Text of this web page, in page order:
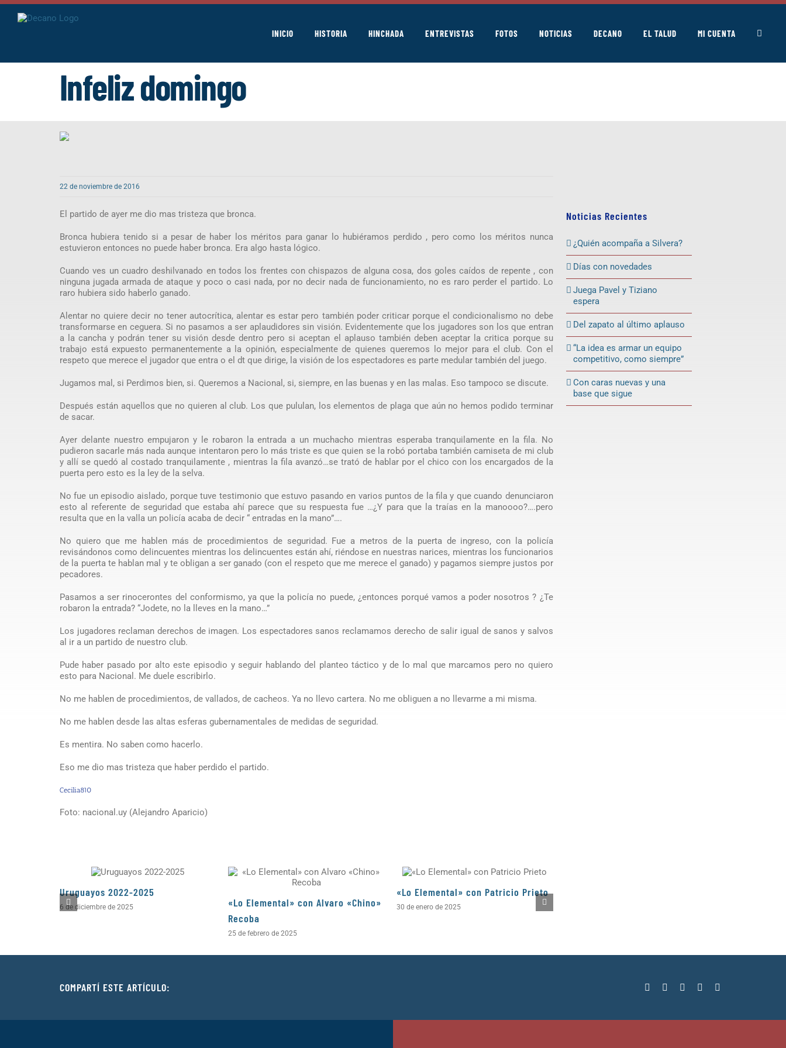
Saltar
INICIO HISTORIA HINCHADA ENTREVISTAS FOTOS NOTICIAS DECANO EL TALUD MI CUENTA
Infeliz domingo
22 de noviembre de 2016
El partido de ayer me dio mas tristeza que bronca.
Bronca hubiera tenido si a pesar de haber los méritos para ganar lo hubiéramos perdido , pero como los méritos nunca
estuvieron entonces no puede haber bronca. Era algo hasta lógico.
Cuando ves un cuadro deshilvanado en todos los frentes con chispazos de alguna cosa, dos goles caídos de repente , con
ninguna jugada armada de ataque y poco o casi nada, por no decir nada de funcionamiento, no es raro perder el partido. Lo
raro hubiera sido haberlo ganado.
Alentar no quiere decir no tener autocrítica, alentar es estar pero también poder criticar porque el condicionalismo no debe
transformarse en ceguera. Si no pasamos a ser aplaudidores sin visión. Evidentemente que los jugadores son los que entran
a la cancha y podrán tener su visión desde dentro pero si aceptan el aplauso también deben aceptar la critica porque su
trabajo está expuesto permanentemente a la opinión, especialmente de quienes queremos lo mejor para el club. Con el
respeto que merece el jugador que entra o el dt que dirige, la visión de los espectadores es parte medular también del juego.
Jugamos mal, si Perdimos bien, si. Queremos a Nacional, si, siempre, en las buenas y en las malas. Eso tampoco se discute.
Después están aquellos que no quieren al club. Los que pululan, los elementos de plaga que aún no hemos podido terminar
de sacar.
Ayer delante nuestro empujaron y le robaron la entrada a un muchacho mientras esperaba tranquilamente en la fila. No
pudieron sacarle más nada aunque intentaron pero lo más triste es que quien se la robó portaba también camiseta de mi club
y allí se quedó al costado tranquilamente , mientras la fila avanzó…se trató de hablar por el chico con los encargados de la
puerta pero esto es la ley de la selva.
No fue un episodio aislado, porque tuve testimonio que estuvo pasando en varios puntos de la fila y que cuando denunciaron
esto al referente de seguridad que estaba ahí parece que su respuesta fue …¿Y para que la traías en la manoooo?….pero
resulta que en la valla un policía acaba de decir “ entradas en la mano”….
No quiero que me hablen más de procedimientos de seguridad. Fue a metros de la puerta de ingreso, con la policía
revisándonos como delincuentes mientras los delincuentes están ahí, riéndose en nuestras narices, mientras los funcionarios
de la puerta te hablan mal y te obligan a ser ganado (con el respeto que me merece el ganado) y pagamos siempre justos por
pecadores.
Pasamos a ser rinocerontes del conformismo, ya que la policía no puede, ¿entonces porqué vamos a poder nosotros ? ¿Te
robaron la entrada? “Jodete, no la lleves en la mano…”
Los jugadores reclaman derechos de imagen. Los espectadores sanos reclamamos derecho de salir igual de sanos y salvos
al ir a un partido de nuestro club.
Pude haber pasado por alto este episodio y seguir hablando del planteo táctico y de lo mal que marcamos pero no quiero
esto para Nacional. Me duele escribirlo.
No me hablen de procedimientos, de vallados, de cacheos. Ya no llevo cartera. No me obliguen a no llevarme a mi misma.
No me hablen desde las altas esferas gubernamentales de medidas de seguridad.
Es mentira. No saben como hacerlo.
Eso me dio mas tristeza que haber perdido el partido.
Cecilia810
Foto: nacional.uy (Alejandro Aparicio)
Uruguayos 2022-2025
6 de diciembre de 2025
«Lo Elemental» con Alvaro «Chino»
Recoba
25 de febrero de 2025
«Lo Elemental» con Patricio Prieto
30 de enero de 2025
Noticias Recientes
¿Quién acompaña a Silvera?
Días con novedades
Juega Pavel y Tiziano
espera
Del zapato al último aplauso
“La idea es armar un equipo
competitivo, como siempre”
Con caras nuevas y una
base que sigue
COMPARTÍ ESTE ARTÍCULO: